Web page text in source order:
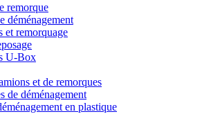
remorque
déménagement
et remorquage
U-Box
et de remorques
de déménagement
en plastique